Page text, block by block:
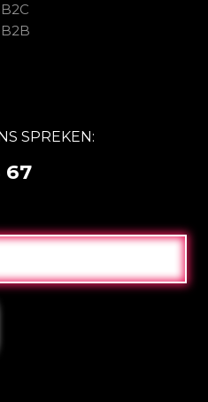
SPREKEN:
67